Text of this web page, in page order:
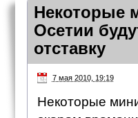
Некоторые
Осетии
отставку
7 мая 2010, 19:19
Некоторые